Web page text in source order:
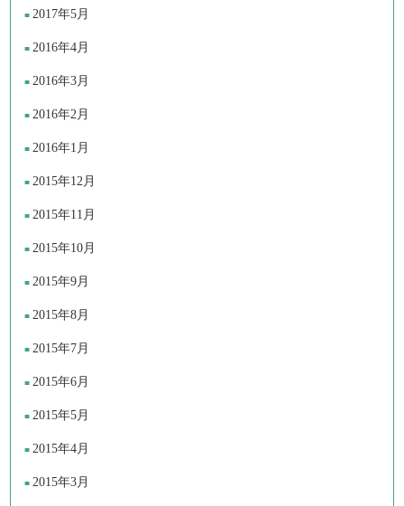
2017年5月
2016年4月
2016年3月
2016年2月
2016年1月
2015年12月
2015年11月
2015年10月
2015年9月
2015年8月
2015年7月
2015年6月
2015年5月
2015年4月
2015年3月